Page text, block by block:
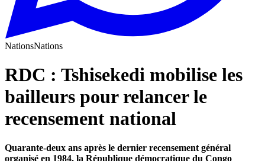
NationsNations
RDC : Tshisekedi mobilise les
bailleurs pour relancer le
recensement national
Quarante-deux ans après le dernier recensement général
organisé en 1984, la République démocratique du Congo